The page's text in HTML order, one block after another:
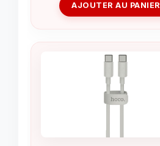
AJOUTER AU PANIER